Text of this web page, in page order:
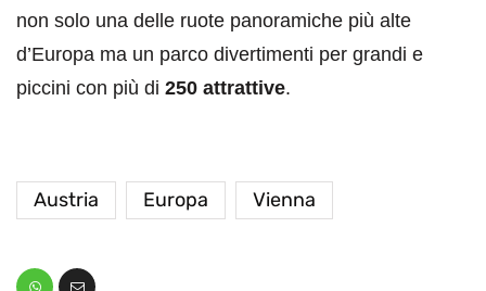
non solo una delle ruote panoramiche più alte
d’Europa ma un parco divertimenti per grandi e
piccini con più di 250 attrattive.
Austria Europa Vienna